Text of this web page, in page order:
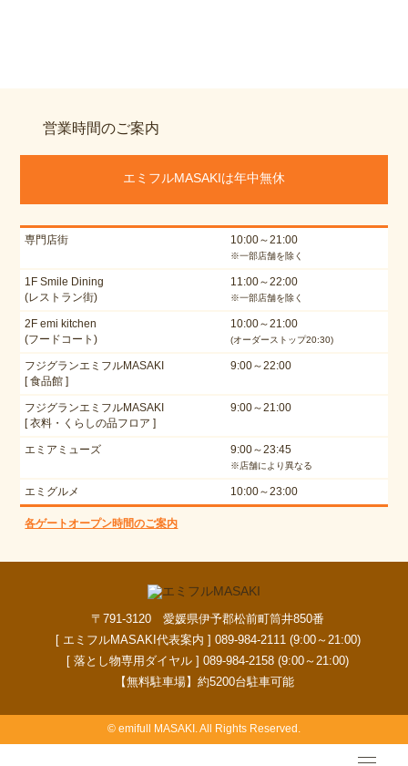
営業時間のご案内
エミフルMASAKIは年中無休
専門店街 10:00～21:00
※一部店舗を除く
1F Smile Dining
(レストラン街)
11:00～22:00
※一部店舗を除く
2F emi kitchen
(フードコート)
10:00～21:00
(オーダーストップ20:30)
フジグランエミフルMASAKI
[ 食品館 ]
9:00～22:00
フジグランエミフルMASAKI
[ 衣料・くらしの品フロア ]
9:00～21:00
エミアミューズ 9:00～23:45
※店舗により異なる
エミグルメ 10:00～23:00
各ゲートオープン時間のご案内
〒791-3120 愛媛県伊予郡松前町筒井850番
[ エミフルMASAKI代表案内 ] 089-984-2111 (9:00～21:00)
[ 落とし物専用ダイヤル ] 089-984-2158 (9:00～21:00)
【無料駐車場】約5200台駐車可能
© emifull MASAKI. All Rights Reserved.